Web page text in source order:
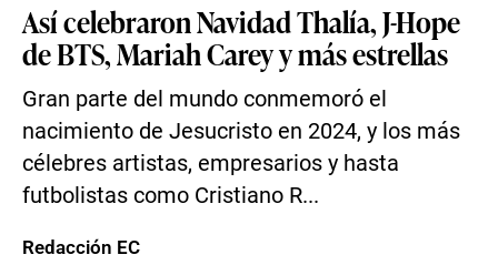
Así celebraron Navidad Thalía, J-Hope
de BTS, Mariah Carey y más estrellas
Gran parte del mundo conmemoró el
nacimiento de Jesucristo en 2024, y los más
célebres artistas, empresarios y hasta
futbolistas como Cristiano R...
Redacción EC